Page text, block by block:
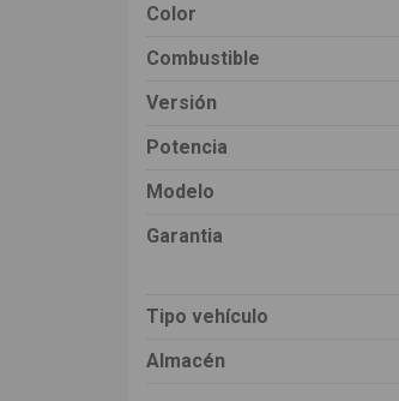
Color
Combustible
Versión
Potencia
Modelo
Garantia
Tipo vehículo
Almacén